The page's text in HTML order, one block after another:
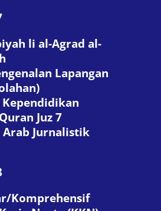
li al-Agrad al-
Lapangan
Juz 7
Arab Jurnalistik
Komprehensif